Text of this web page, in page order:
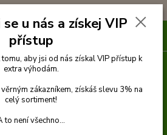
u nás a získej VIP
přístup
tomu, aby jsi od nás získal VIP přístup k
extra výhodám.
zákazníkem, získáš slevu 3% na
celý sortiment!
to není všechno...